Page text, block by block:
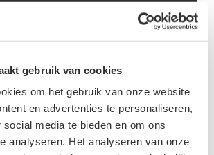
gebruik van cookies
om het gebruik van onze website
en advertenties te personaliseren,
media te bieden en om ons
analyseren. Het analyseren van onze